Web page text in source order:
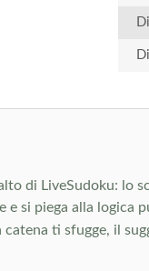
di LiveSudoku:
e si piega alla
ti sfugge, il